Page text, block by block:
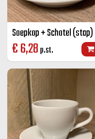
Soepkop + Schotel (stap)
€6,28p.st.